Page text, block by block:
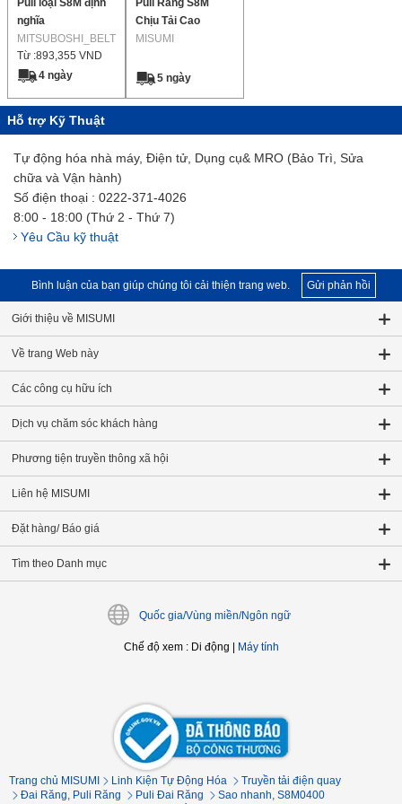
Puli loại S8M định
nghĩa
MITSUBOSHI_BELT
Từ :893,355 VND
4 ngày
Puli Răng S8M
Chịu Tải Cao
MISUMI
5 ngày
Hỗ trợ Kỹ Thuật
Tự động hóa nhà máy, Điện tử, Dụng cụ& MRO (Bảo Trì, Sửa
chữa và Vận hành)
Số điện thoại : 0222-371-4026
8:00 - 18:00 (Thứ 2 - Thứ 7)
Yêu Cầu kỹ thuật
Bình luận của bạn giúp chúng tôi cải thiện trang web. Gửi phản hồi
Giới thiệu về MISUMI
Về trang Web này
Các công cụ hữu ích
Dịch vụ chăm sóc khách hàng
Phương tiện truyền thông xã hội
Liên hệ MISUMI
Đặt hàng/ Báo giá
Tìm theo Danh mục
Quốc gia/Vùng miền/Ngôn ngữ
Chế độ xem: Di động Máy tính
Trang chủ MISUMI Linh Kiện Tự Động Hóa
Truyền tải điện quay
Đai Răng, Puli Răng
Puli Đai Răng
Sao nhanh, S8M0400